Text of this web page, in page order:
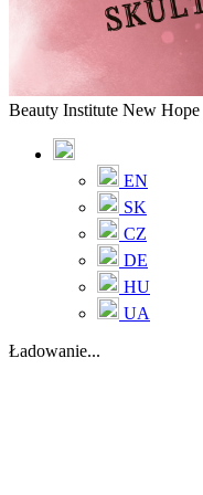
Beauty Institute New
EN
SK
CZ
DE
HU
UA
Ładowanie...